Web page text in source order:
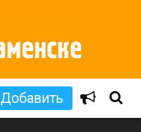
Добавить